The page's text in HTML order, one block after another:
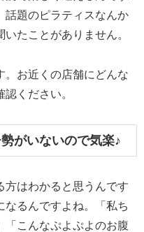
話題のピラティスなんか
たことがありません。
お近くの店舗にどんな
ください。
がいないので気楽♪
方はわかると思うんです
なるんですよね。「私ち
こんなぷよぷよのお腹